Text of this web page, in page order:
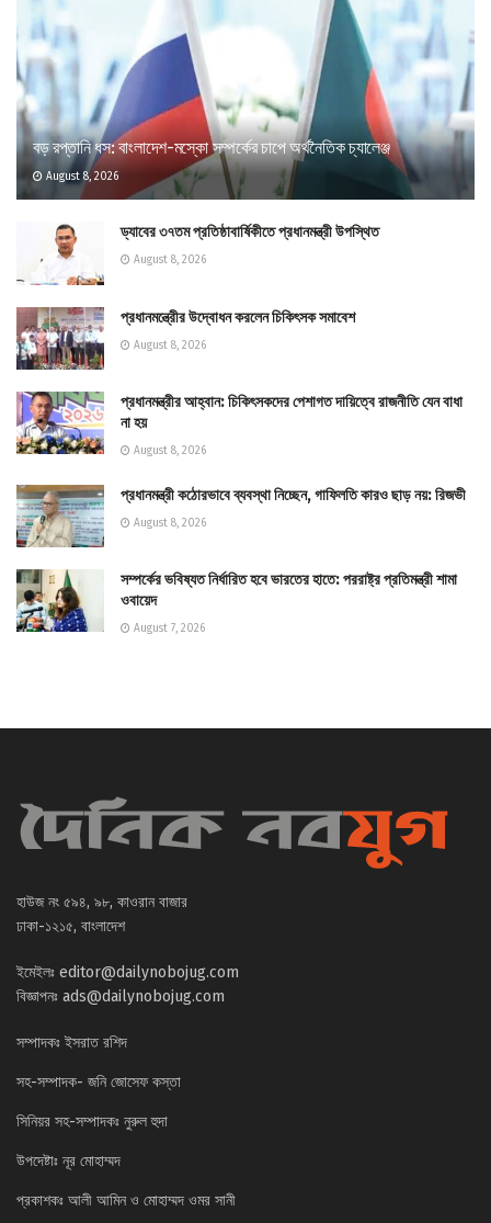
বড় রপ্তানি ধস: বাংলাদেশ-মস্কো সম্পর্কের চাপে অর্থনৈতিক চ্যালেঞ্জ
August 8, 2026
ড্যাবের ৩৭তম প্রতিষ্ঠাবার্ষিকীতে প্রধানমন্ত্রী উপস্থিত
August 8, 2026
প্রধানমন্ত্রীের উদ্বোধন করলেন চিকিৎসক সমাবেশ
August 8, 2026
প্রধানমন্ত্রীর আহ্বান: চিকিৎসকদের পেশাগত দায়িত্বে রাজনীতি যেন বাধা
না হয়
August 8, 2026
প্রধানমন্ত্রী কঠোরভাবে ব্যবস্থা নিচ্ছেন, গাফিলতি কারও ছাড় নয়: রিজভী
August 8, 2026
সম্পর্কের ভবিষ্যত নির্ধারিত হবে ভারতের হাতে: পররাষ্ট্র প্রতিমন্ত্রী শামা
ওবায়েদ
August 7, 2026
হাউজ নং ৫৯৪, ৯৮, কাওরান বাজার
ঢাকা-১২১৫, বাংলাদেশ
ইমেইলঃ editor@dailynobojug.com
বিজ্ঞাপনঃ ads@dailynobojug.com
সম্পাদকঃ ইসরাত রশিদ
সহ-সম্পাদক- জনি জোসেফ কস্তা
সিনিয়র সহ-সম্পাদকঃ নুরুল হুদা
উপদেষ্টাঃ নূর মোহাম্মদ
প্রকাশকঃ আলী আমিন ও মোহাম্মদ ওমর সানী